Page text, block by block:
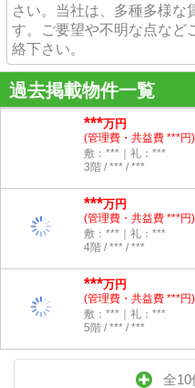
さい。当社は、多種多様な
す。ご要望や不明な点など
絡下さい。
過去掲載物件一覧
***万円
(管理費・共益費 ***円)
敷：***｜礼：***
3階 / *** / ***
***万円
(管理費・共益費 ***円)
敷：***｜礼：***
4階 / *** / ***
***万円
(管理費・共益費 ***円)
敷：***｜礼：***
5階 / *** / ***
全10